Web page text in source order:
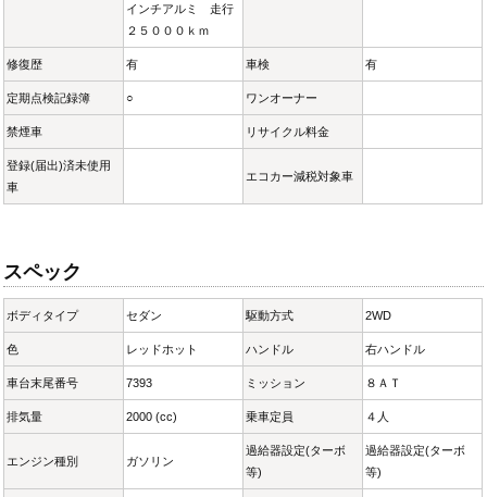
インチアルミ 走行
２５０００ｋｍ
修復歴 有 車検 有
定期点検記録簿 ○ ワンオーナー
禁煙車 リサイクル料金
登録(届出)済未使用
車
エコカー減税対象車
スペック
ボディタイプ セダン 駆動方式 2WD
色 レッドホット ハンドル 右ハンドル
車台末尾番号 7393 ミッション ８ＡＴ
排気量 2000 (cc) 乗車定員 ４人
エンジン種別 ガソリン
過給器設定(ターボ
等)
過給器設定(ターボ
等)